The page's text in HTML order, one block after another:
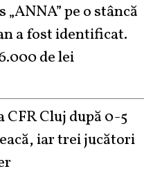
pe o stâncă
a fost identificat.
de lei
CFR Cluj după 0-5
iar trei jucători